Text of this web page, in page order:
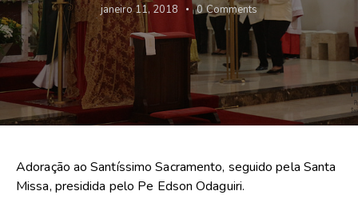
janeiro 11, 2018 0 Comments
Adoração ao Santíssimo Sacramento, seguido pela Santa
Missa, presidida pelo Pe Edson Odaguiri.